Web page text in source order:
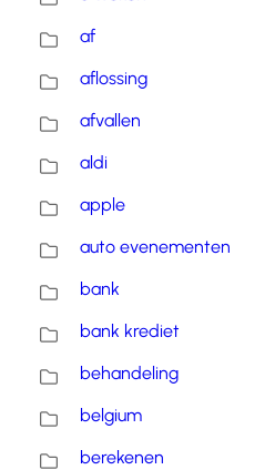
af
aflossing
afvallen
aldi
apple
auto evenementen
bank
bank krediet
behandeling
belgium
berekenen